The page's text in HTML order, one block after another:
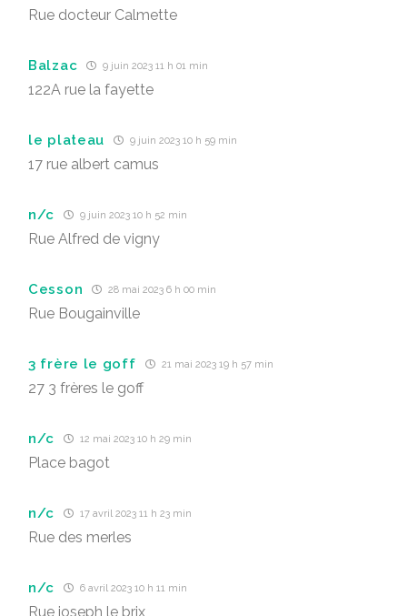
Rue docteur Calmette
Balzac 9 juin 2023 11 h 01 min
122A rue la fayette
le plateau 9 juin 2023 10 h 59 min
17 rue albert camus
n/c 9 juin 2023 10 h 52 min
Rue Alfred de vigny
Cesson 28 mai 2023 6 h 00 min
Rue Bougainville
3 frère le goff 21 mai 2023 19 h 57 min
27 3 frères le goff
n/c 12 mai 2023 10 h 29 min
Place bagot
n/c 17 avril 2023 11 h 23 min
Rue des merles
n/c 6 avril 2023 10 h 11 min
Rue joseph le brix